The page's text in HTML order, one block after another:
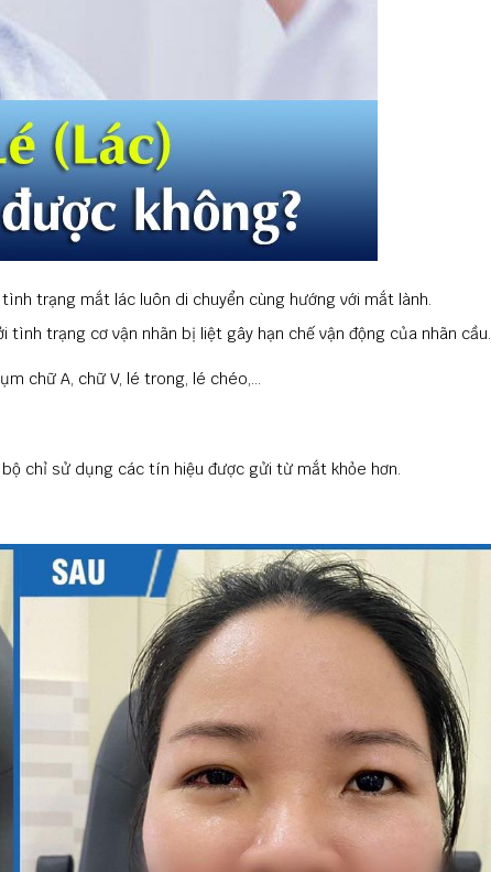
trạng mắt lác luôn di chuyển cùng hướng với mắt lành.
tình trạng cơ vận nhãn bị liệt gây hạn chế vận động của nhãn cầu.
chữ A, chữ V, lé trong, lé chéo,...
chỉ sử dụng các tín hiệu được gửi từ mắt khỏe hơn.